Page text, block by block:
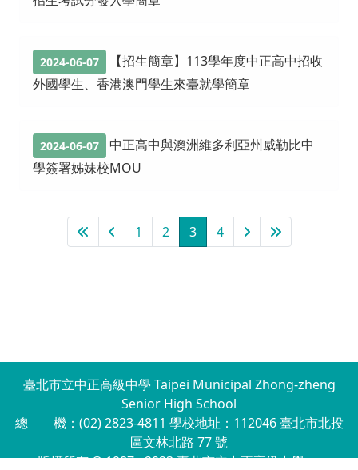
2024-06-07
【招生簡章】113學年度中正高中招收
外國學生、香港澳門學生來臺就學簡章
2024-06-07
中正高中與澳洲維多利亞州威勒比中
學簽署姊妹校MOU
1 2 3 4
臺北市立中正高級中學 Taipei Municipal Zhong-zheng
Senior High School
總 機：(02) 2823-4811 學校地址：112046 臺北市北投
區文林北路 77 號
版權所有 © 1987 - 2023 臺北市立中正高級中學